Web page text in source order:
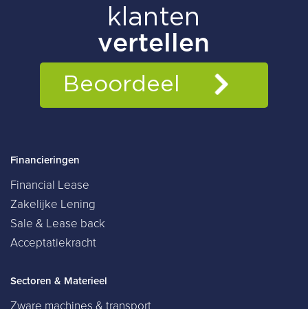
Financieringen
Financial Lease
Zakelijke Lening
Sale & Lease back
Acceptatiekracht
Sectoren & Materieel
Zware machines & transport